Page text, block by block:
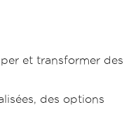
et transformer des
des options